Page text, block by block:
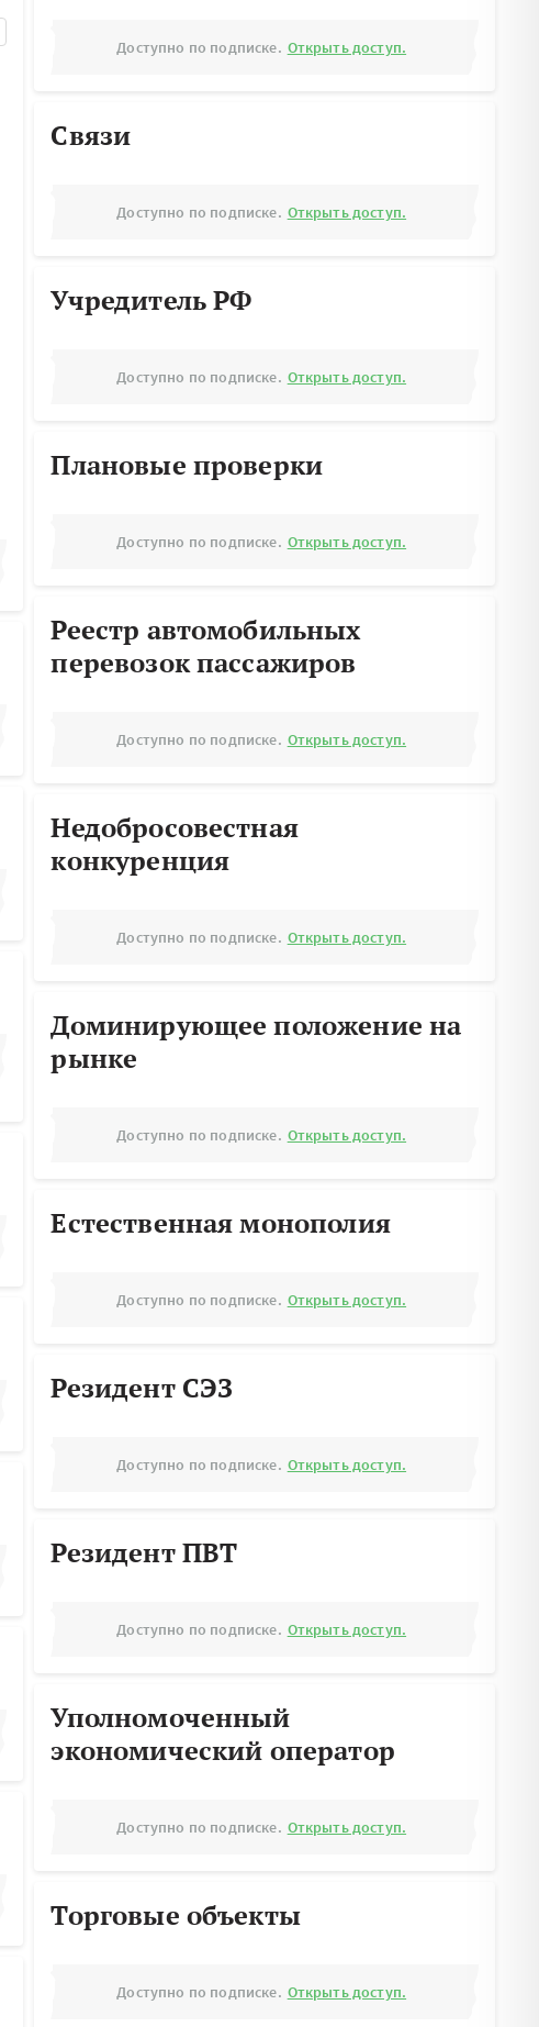
Доступно по подписке. Открыть доступ.
Связи
Доступно по подписке. Открыть доступ.
Учредитель РФ
Доступно по подписке. Открыть доступ.
Плановые проверки
Доступно по подписке. Открыть доступ.
Реестр автомобильных
перевозок пассажиров
Доступно по подписке. Открыть доступ.
Недобросовестная
конкуренция
Доступно по подписке. Открыть доступ.
Доминирующее положение на
рынке
Доступно по подписке. Открыть доступ.
Естественная монополия
Доступно по подписке. Открыть доступ.
Резидент СЭЗ
Доступно по подписке. Открыть доступ.
Резидент ПВТ
Доступно по подписке. Открыть доступ.
Уполномоченный
экономический оператор
Доступно по подписке. Открыть доступ.
Торговые объекты
Доступно по подписке. Открыть доступ.